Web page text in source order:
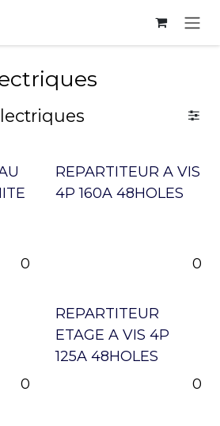
0
REPARTITEUR A VIS
4P 160A 48HOLES
0
0
REPARTITEUR
ETAGE A VIS 4P
125A 48HOLES
0